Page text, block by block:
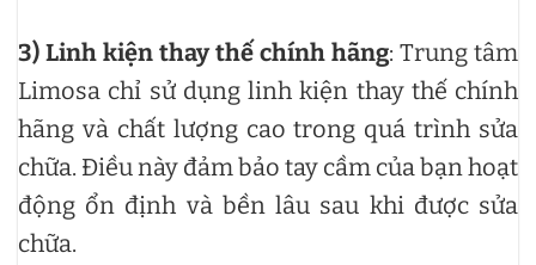
3) Linh kiện thay thế chính hãng: Trung tâm
Limosa chỉ sử dụng linh kiện thay thế chính
hãng và chất lượng cao trong quá trình sửa
chữa. Điều này đảm bảo tay cầm của bạn hoạt
động ổn định và bền lâu sau khi được sửa
chữa.